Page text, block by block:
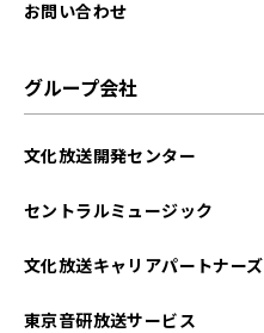
お問い合わせ
グループ会社
文化放送開発センター
セントラルミュージック
文化放送キャリアパートナーズ
東京音研放送サービス